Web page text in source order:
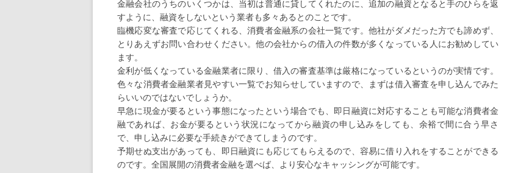
金融会社のうちのいくつかは、当初は普通に貸してくれたのに、追加の融資となると手のひらを返
すように、融資をしないという業者も多々あるとのことです。
臨機応変な審査で応じてくれる、消費者金融系の会社一覧です。他社がダメだった方でも諦めず、
とりあえずお問い合わせください。他の会社からの借入の件数が多くなっている人にお勧めしてい
ます。
金利が低くなっている金融業者に限り、借入の審査基準は厳格になっているというのが実情です。
色々な消費者金融業者見やすい一覧でお知らせしていますので、まずは借入審査を申し込んでみた
らいいのではないでしょうか。
早急に現金が要るという事態になったという場合でも、即日融資に対応することも可能な消費者金
融であれば、お金が要るという状況になってから融資の申し込みをしても、余裕で間に合う早さ
で、申し込みに必要な手続きができてしまうのです。
予期せぬ支出があっても、即日融資にも応じてもらえるので、容易に借り入れをすることができる
のです。全国展開の消費者金融を選べば、より安心なキャッシングが可能です。